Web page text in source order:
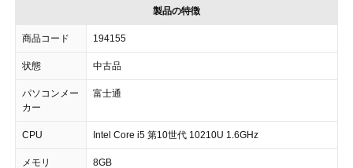
製品の特徴
商品コード 194155
状態 中古品
パソコンメー
カー
富士通
CPU Intel Core i5 第10世代 10210U 1.6GHz
メモリ 8GB